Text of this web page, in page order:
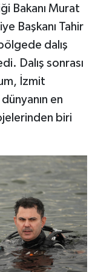
Bakanı Murat
Başkanı Tahir
dalış
Dalış sonrası
İzmit
en
biri